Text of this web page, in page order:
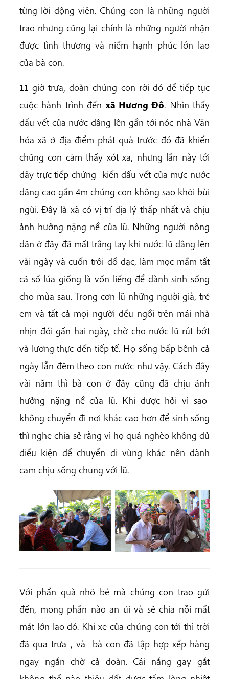
từng lời động viên. Chúng con là những người
trao nhưng cũng lại chính là những người nhận
được tình thương và niềm hạnh phúc lớn lao
của bà con.
11 giờ trưa, đoàn chúng con rời đó để tiếp tục
cuộc hành trình đếnxã Hương Đô. Nhìn thấy
dấu vết của nước dâng lên gần tới nóc nhà Văn
hóa xã ở địa điểm phát quà trước đó đã khiến
chũng con cảm thấy xót xa, nhưng lần này tới
đây trực tiếp chứng kiến dấu vết của mực nước
dâng cao gần 4m chúng con không sao khỏi bùi
ngùi. Đây là xã có vị trí địa lý thấp nhất và chịu
ảnh hưởng nặng nề của lũ. Những người nông
dân ở đây đã mất trắng tay khi nước lũ dâng lên
vài ngày và cuốn trôi đồ đạc, làm mọc mầm tất
cả số lúa giống là vốn liếng để dành sinh sống
cho mùa sau. Trong cơn lũ những người già, trẻ
em và tất cả mọi người đều ngồi trên mái nhà
nhịn đói gần hai ngày, chờ cho nước lũ rút bớt
và lương thực đến tiếp tế. Họ sống bấp bênh cả
ngày lẫn đêm theo con nước như vậy. Cách đây
vài năm thì bà con ở đây cũng đã chịu ảnh
hưởng nặng nề của lũ. Khi được hỏi vì sao
không chuyển đi nơi khác cao hơn để sinh sống
thì nghe chia sẻ rằng vì họ quá nghèo không đủ
điều kiện để chuyển đi vùng khác nên đành
cam chịu sống chung với lũ.
Với phần quà nhỏ bé mà chúng con trao gửi
đến, mong phần nào an ủi và sẻ chia nỗi mất
mát lớn lao đó. Khi xe của chúng con tới thì trời
đã qua trưa , và bà con đã tập hợp xếp hàng
ngay ngắn chờ cả đoàn. Cái nắng gay gắt